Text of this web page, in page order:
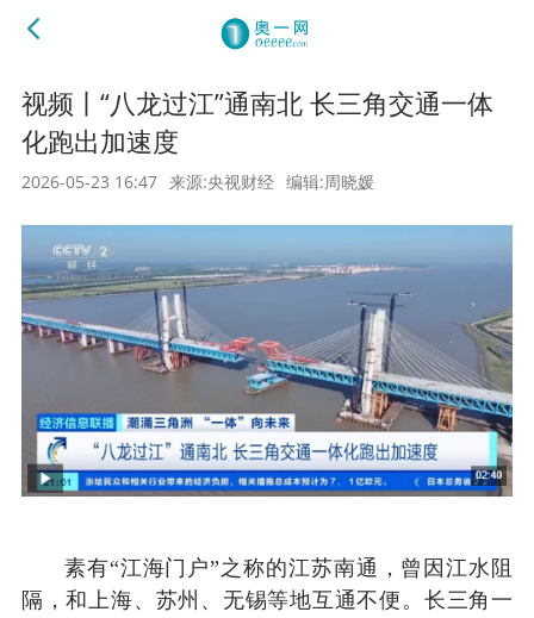
视频丨“八龙过江”通南北 长三角交通一体
化跑出加速度
2026-05-23 16:47 来源:央视财经 编辑:周晓媛
素有“江海门户”之称的江苏南通，曾因江水阻
隔，和上海、苏州、无锡等地互通不便。长三角一